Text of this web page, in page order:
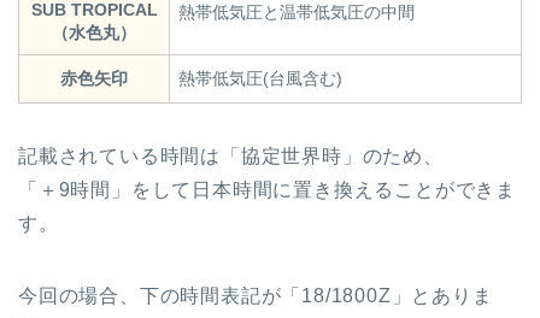
SUB TROPICAL
（水色丸）
熱帯低気圧と温帯低気圧の中間
赤色矢印 熱帯低気圧(台風含む)
記載されている時間は「協定世界時」のため、
「＋9時間」をして日本時間に置き換えることができま
す。
今回の場合、下の時間表記が「18/1800Z」とありま